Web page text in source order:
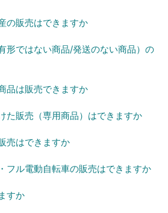
の販売はできますか
形ではない商品/発送のない商品）の
品は販売できますか
た販売（専用商品）はできますか
売はできますか
フル電動自転車の販売はできますか
すか